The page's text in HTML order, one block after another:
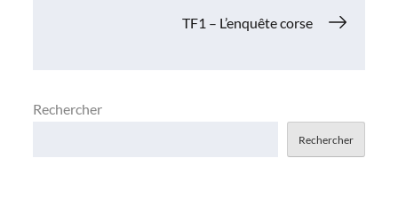
TF1 – L’enquête corse
Rechercher
Rechercher